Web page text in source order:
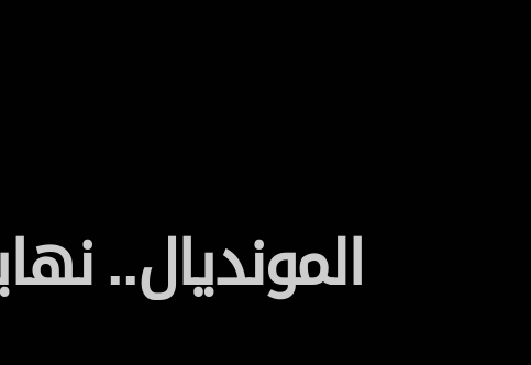
المونديال..